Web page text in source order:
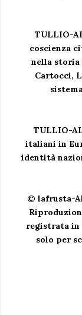
TULLIO-
coscienza
nella storia
Cartocci,
TULLIO-
italiani in
identità
© lafrusta-
registrata in
solo per